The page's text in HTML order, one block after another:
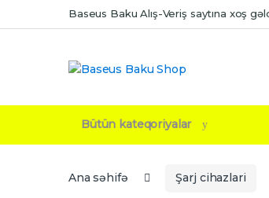
to
to
Baseus Baku Alış-Veriş saytına xoş
Bütün kateqoriyalar
Ana səhifə Şarj cihazlari